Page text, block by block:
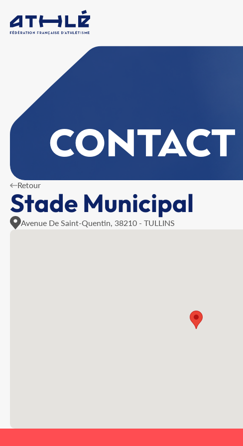
CONTACT
Retour
Stade Municipal
Avenue De Saint-Quentin, 38210 - TULLINS